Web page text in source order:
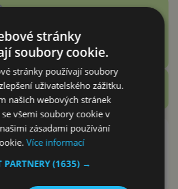
Vention Echo Lite E11 Pro
stovky zlatý grál nebo podfuk?
Vašek Švec
Oppo Find X3 Pro, obrovský únik
informací ukázal parametry
vlajkové lodi
stránky
soubory cookie.
stránky používají soubory
uživatelského zážitku.
našich webových stránek
všemi soubory cookie v
zásadami používání
Více informací
PARTNERY(1635) →